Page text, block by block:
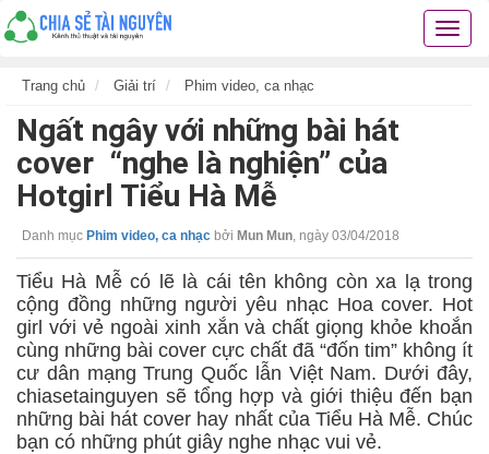
Chia
thuật
hay
Trang chủ Giải trí Phim video, ca nhạc
Ngất ngây với những bài hát
cover “nghe là nghiện” của
Hotgirl Tiểu Hà Mễ
Danh mục Phim video, ca nhạc bởi Mun Mun, ngày 03/04/2018
Tiểu Hà Mễ có lẽ là cái tên không còn xa lạ trong
cộng đồng những người yêu nhạc Hoa cover. Hot
girl với vẻ ngoài xinh xắn và chất giọng khỏe khoắn
cùng những bài cover cực chất đã “đốn tim” không ít
cư dân mạng Trung Quốc lẫn Việt Nam. Dưới đây,
chiasetainguyen sẽ tổng hợp và giới thiệu đến bạn
những bài hát cover hay nhất của Tiểu Hà Mễ. Chúc
bạn có những phút giây nghe nhạc vui vẻ.